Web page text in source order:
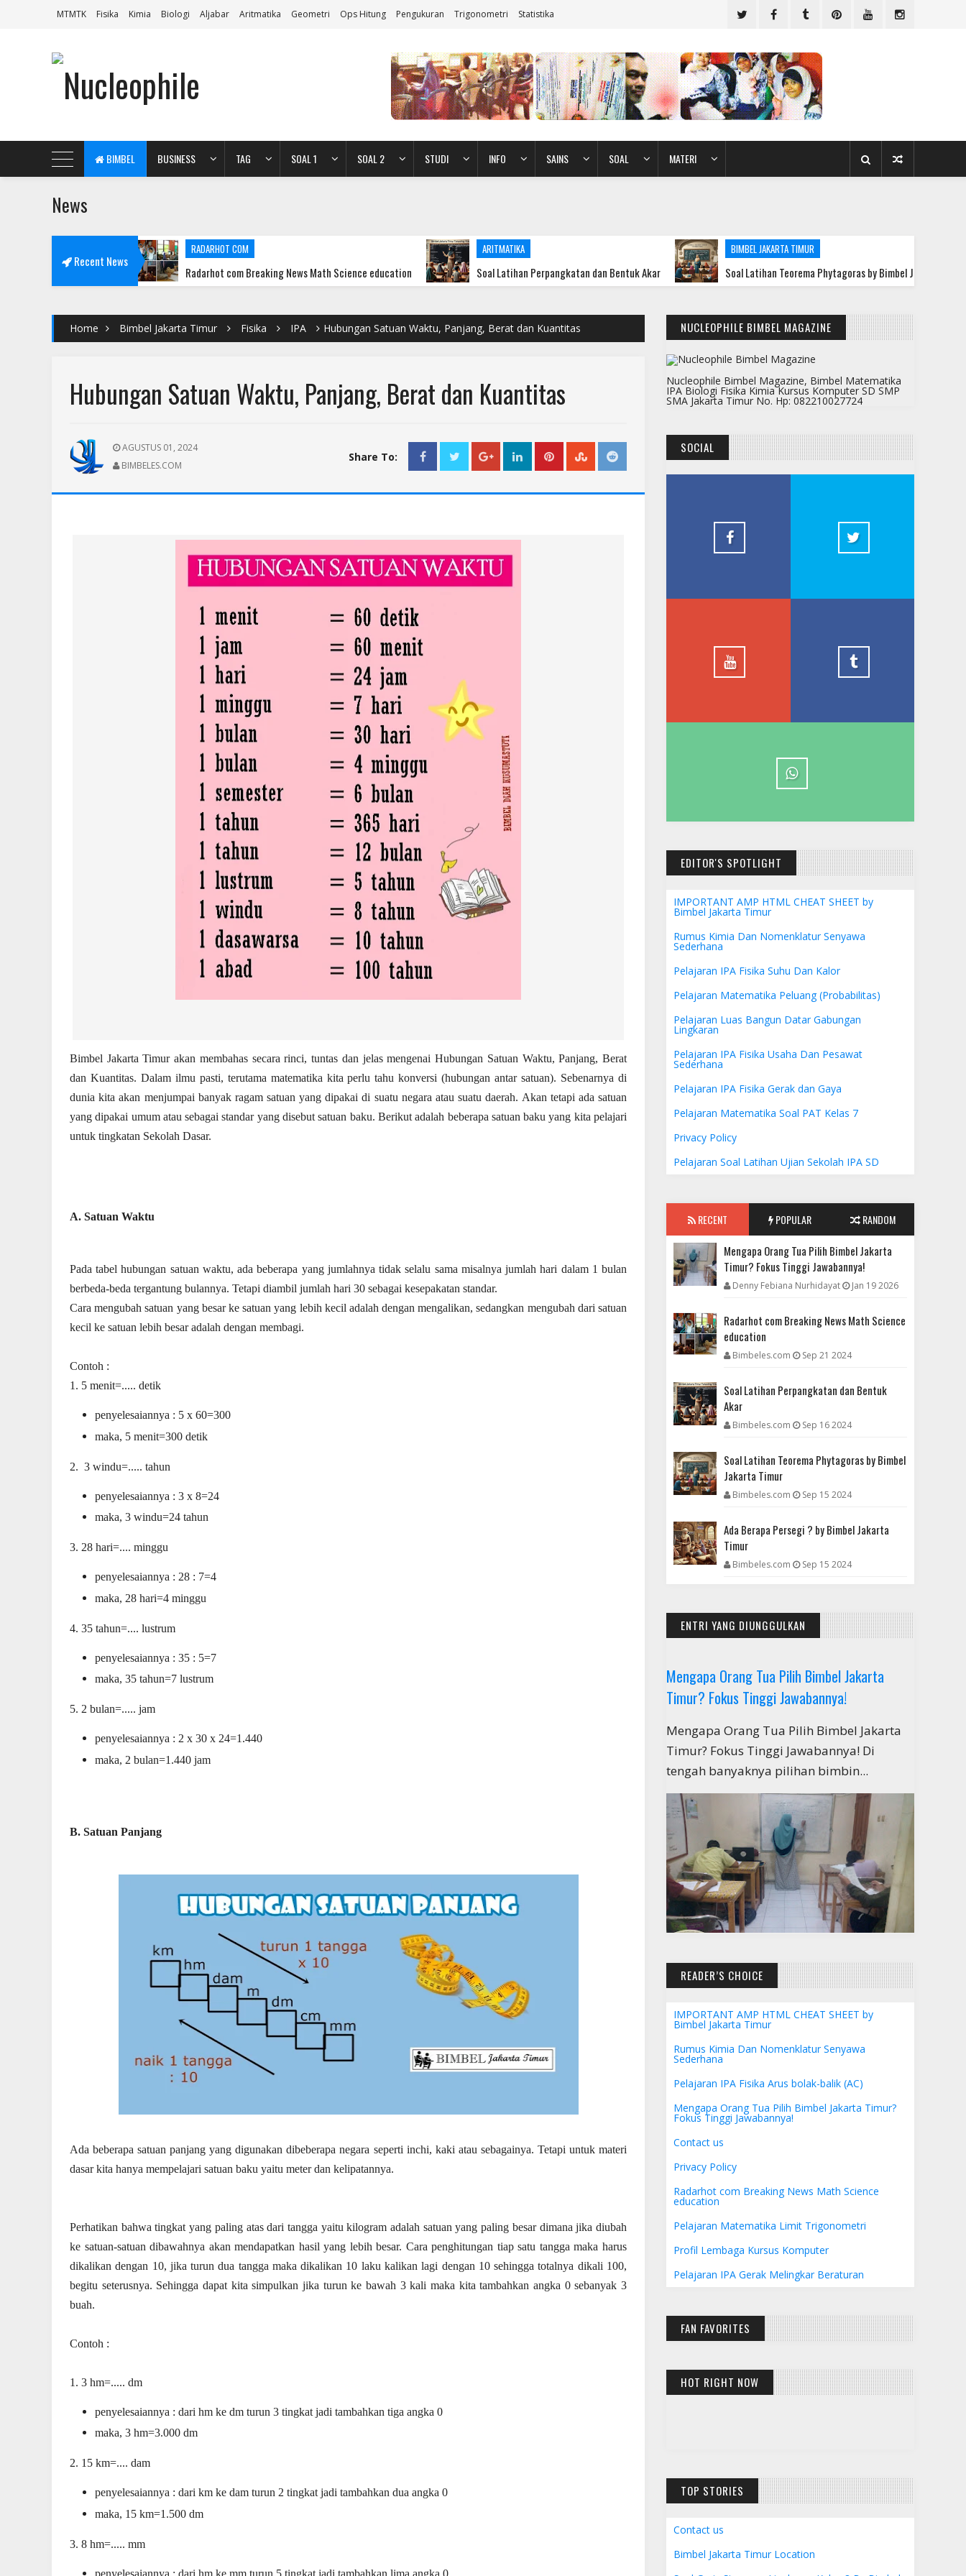
MTMTK Fisika Kimia Biologi Aljabar Aritmatika Geometri Ops Hitung Pengukuran Trigonometri Statistika
Bimbel Jakarta Timur
BIMBEL BUSINESS TAG SOAL 1 SOAL 2 STUDI INFO SAINS SOAL MATERI
News
Recent News
RADARHOT COM
Radarhot com Breaking News Math Science education
ARITMATIKA
Soal Latihan Perpangkatan dan Bentuk Akar
BIMBEL JAKARTA TIMUR
Soal Latihan Teorema Phytagoras by Bimbel Jakarta Timur
Home Bimbel Jakarta Timur Fisika IPA Hubungan Satuan Waktu, Panjang, Berat dan Kuantitas
Hubungan Satuan Waktu, Panjang, Berat dan Kuantitas
AGUSTUS 01, 2024
BIMBELES.COM
Share To:
Bimbel Jakarta Timur akan membahas secara rinci, tuntas dan jelas mengenai Hubungan Satuan Waktu, Panjang, Berat
dan Kuantitas. Dalam ilmu pasti, terutama matematika kita perlu tahu konversi (hubungan antar satuan). Sebenarnya di
dunia kita akan menjumpai banyak ragam satuan yang dipakai di suatu negara atau suatu daerah. Akan tetapi ada satuan
yang dipakai umum atau sebagai standar yang disebut satuan baku. Berikut adalah beberapa satuan baku yang kita pelajari
untuk tingkatan Sekolah Dasar.
A. Satuan Waktu
Pada tabel hubungan satuan waktu, ada beberapa yang jumlahnya tidak selalu sama misalnya jumlah hari dalam 1 bulan
berbeda-beda tergantung bulannya. Tetapi diambil jumlah hari 30 sebagai kesepakatan standar.
Cara mengubah satuan yang besar ke satuan yang lebih kecil adalah dengan mengalikan, sedangkan mengubah dari satuan
kecil ke satuan lebih besar adalah dengan membagi.
Contoh :
1. 5 menit=..... detik
penyelesaiannya : 5 x 60=300
maka, 5 menit=300 detik
2. 3 windu=..... tahun
penyelesaiannya : 3 x 8=24
maka, 3 windu=24 tahun
3. 28 hari=.... minggu
penyelesaiannya : 28 : 7=4
maka, 28 hari=4 minggu
4. 35 tahun=.... lustrum
penyelesaiannya : 35 : 5=7
maka, 35 tahun=7 lustrum
5. 2 bulan=..... jam
penyelesaiannya : 2 x 30 x 24=1.440
maka, 2 bulan=1.440 jam
B. Satuan Panjang
Ada beberapa satuan panjang yang digunakan dibeberapa negara seperti inchi, kaki atau sebagainya. Tetapi untuk materi
dasar kita hanya mempelajari satuan baku yaitu meter dan kelipatannya.
Perhatikan bahwa tingkat yang paling atas dari tangga yaitu kilogram adalah satuan yang paling besar dimana jika diubah
ke satuan-satuan dibawahnya akan mendapatkan hasil yang lebih besar. Cara penghitungan tiap satu tangga maka harus
dikalikan dengan 10, jika turun dua tangga maka dikalikan 10 laku kalikan lagi dengan 10 sehingga totalnya dikali 100,
begitu seterusnya. Sehingga dapat kita simpulkan jika turun ke bawah 3 kali maka kita tambahkan angka 0 sebanyak 3
buah.
Contoh :
1. 3 hm=..... dm
penyelesaiannya : dari hm ke dm turun 3 tingkat jadi tambahkan tiga angka 0
maka, 3 hm=3.000 dm
2. 15 km=.... dam
penyelesaiannya : dari km ke dam turun 2 tingkat jadi tambahkan dua angka 0
maka, 15 km=1.500 dm
3. 8 hm=..... mm
penyelesaiannya : dari hm ke mm turun 5 tingkat jadi tambahkan lima angka 0
NUCLEOPHILE BIMBEL MAGAZINE
Nucleophile Bimbel Magazine, Bimbel Matematika
IPA Biologi Fisika Kimia Kursus Komputer SD SMP
SMA Jakarta Timur No. Hp: 082210027724
SOCIAL
Jakarta Timur
2.5k
Timur
1.5k
EDITOR'S SPOTLIGHT
IMPORTANT AMP HTML CHEAT SHEET by
Bimbel Jakarta Timur
Rumus Kimia Dan Nomenklatur Senyawa
Sederhana
Pelajaran IPA Fisika Suhu Dan Kalor
Pelajaran Matematika Peluang (Probabilitas)
Pelajaran Luas Bangun Datar Gabungan
Lingkaran
Pelajaran IPA Fisika Usaha Dan Pesawat
Sederhana
Pelajaran IPA Fisika Gerak dan Gaya
Pelajaran Matematika Soal PAT Kelas 7
Privacy Policy
Pelajaran Soal Latihan Ujian Sekolah IPA SD
RECENT POPULAR RANDOM
Mengapa Orang Tua Pilih Bimbel Jakarta
Timur? Fokus Tinggi Jawabannya!
Denny Febiana Nurhidayat Jan 19 2026
Radarhot com Breaking News Math Science
education
Bimbeles.com Sep 21 2024
Soal Latihan Perpangkatan dan Bentuk
Akar
Bimbeles.com Sep 16 2024
Soal Latihan Teorema Phytagoras by Bimbel
Jakarta Timur
Bimbeles.com Sep 15 2024
Ada Berapa Persegi ? by Bimbel Jakarta
Timur
Bimbeles.com Sep 15 2024
ENTRI YANG DIUNGGULKAN
Mengapa Orang Tua Pilih Bimbel Jakarta
Timur? Fokus Tinggi Jawabannya!
Mengapa Orang Tua Pilih Bimbel Jakarta
Timur? Fokus Tinggi Jawabannya! Di
tengah banyaknya pilihan bimbin...
READER’S CHOICE
IMPORTANT AMP HTML CHEAT SHEET by
Bimbel Jakarta Timur
Rumus Kimia Dan Nomenklatur Senyawa
Sederhana
Pelajaran IPA Fisika Arus bolak-balik (AC)
Mengapa Orang Tua Pilih Bimbel Jakarta Timur?
Fokus Tinggi Jawabannya!
Contact us
Privacy Policy
Radarhot com Breaking News Math Science
education
Pelajaran Matematika Limit Trigonometri
Profil Lembaga Kursus Komputer
Pelajaran IPA Gerak Melingkar Beraturan
FAN FAVORITES
HOT RIGHT NOW
TOP STORIES
Contact us
Bimbel Jakarta Timur Location